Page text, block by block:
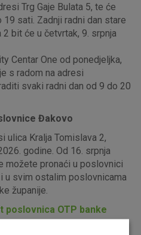
Trg Gaje Bulata 5, te će
sati. Zadnji radni dan stare
bit će u četvrtak, 9. srpnja
Centar One od ponedjeljka,
s radom na adresi
svaki radni dan od 9 do 20
Đakovo
ulica Kralja Tomislava 2,
godine. Od 16. srpnja
možete pronaći u poslovnici
u svim ostalim poslovnicama
županije.
poslovnica OTP banke
možete vidjeti